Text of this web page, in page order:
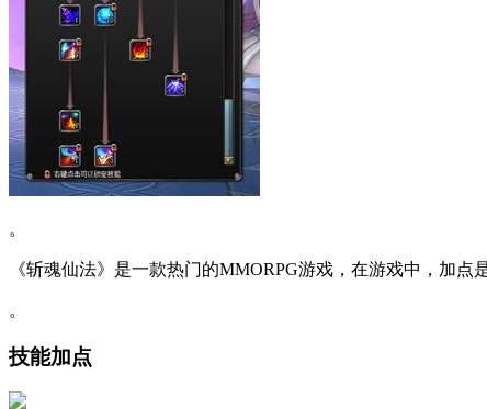
。
《斩魂仙法》是一款热门的MMORPG游戏，在游戏中，加
。
技能加点